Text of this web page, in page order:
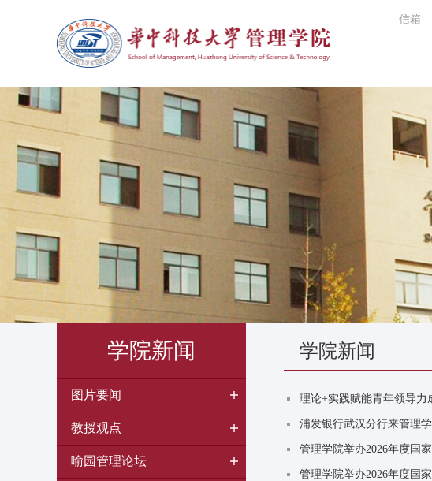
信箱
学院新闻
图片要闻
教授观点
喻园管理论坛
学院新闻
理论+实践赋能青年领导力
浦发银行武汉分行来管理
管理学院举办2026年度国
管理学院举办2026年度国